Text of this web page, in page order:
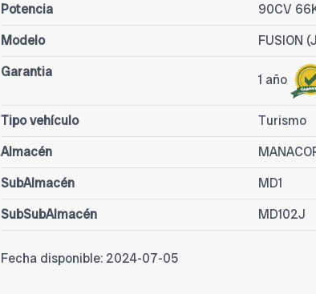
Potencia
90CV
Modelo
FUSION
Garantia
1 año
Tipo vehículo
Turismo
Almacén
SubAlmacén
MD1
SubSubAlmacén
MD102J
Fecha disponible: 2024-07-05